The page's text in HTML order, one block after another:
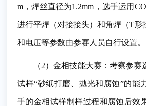
m，焊丝直径为1.2mm，选手运用CO
进行平焊（对接接头）和角焊（T形
和电压等参数由参赛人员自行设置。
（2）金相技能大赛：考察参赛
试样“砂纸打磨、抛光和腐蚀”的能
手的金相试样制样过程和腐蚀后效